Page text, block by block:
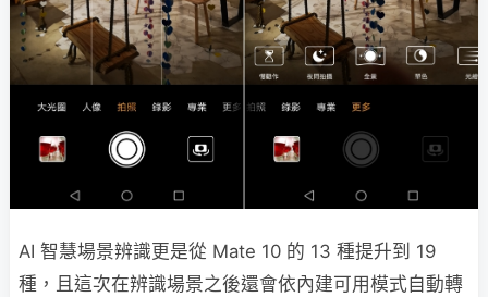
AI 智慧場景辨識更是從 Mate 10 的 13 種提升到 19
種，且這次在辨識場景之後還會依內建可用模式自動轉